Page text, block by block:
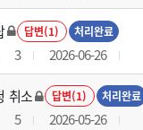
답변(1) 처리완료
3 2026-06-26
취소 답변(1) 처리완료
5 2026-05-26